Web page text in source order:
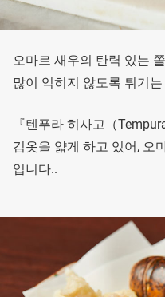
오마르 새우의 탄력 있는
많이 익히지 않도록 튀기
『텐푸라 히사고（
김옷을 얇게 하고 있어, 오
입니다..